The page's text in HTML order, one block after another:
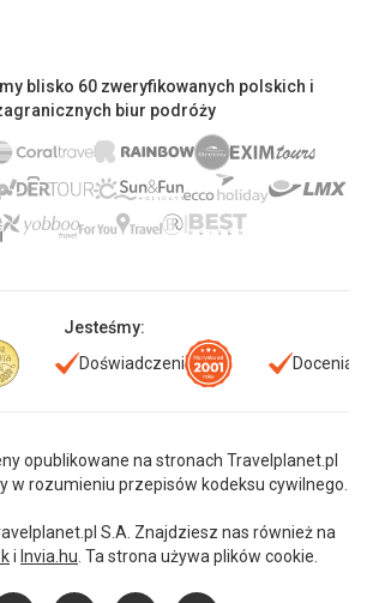
blisko 60 zweryfikowanych polskich i
biur podróży
Jesteśmy:
Doświadczeni Doceniani
opublikowane na stronach Travelplanet.pl
w rozumieniu przepisów kodeksu cywilnego.
S.A. Znajdziesz nas również na
i Invia.hu . Ta strona używa plików cookie.